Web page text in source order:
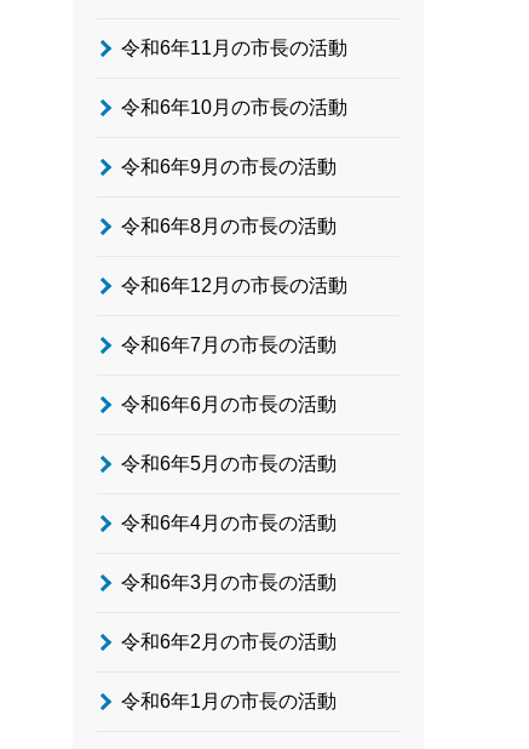
令和6年11月の市長の活動
令和6年10月の市長の活動
令和6年9月の市長の活動
令和6年8月の市長の活動
令和6年12月の市長の活動
令和6年7月の市長の活動
令和6年6月の市長の活動
令和6年5月の市長の活動
令和6年4月の市長の活動
令和6年3月の市長の活動
令和6年2月の市長の活動
令和6年1月の市長の活動